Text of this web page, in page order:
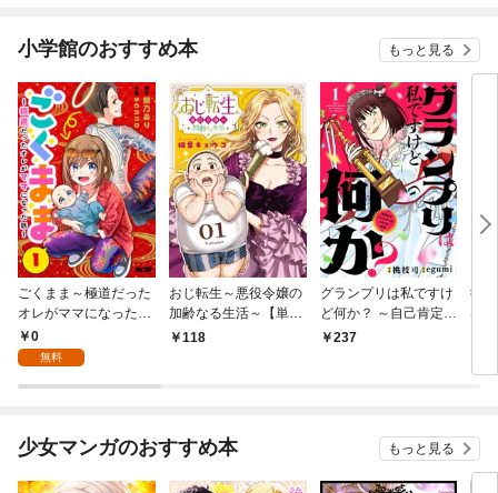
小学館のおすすめ本 もっと見る
ごくまま～極道だった
オレがママになった話
～【単話】（１）
0
無料
おじ転生～悪役令嬢の
加齢なる生活～【単
話】（１）
118
グランプリは私ですけ
ど何か？ ～自己肯定モ
ンスターのミスコン無
237
後
は
少女マンガのおすすめ本 もっと見る